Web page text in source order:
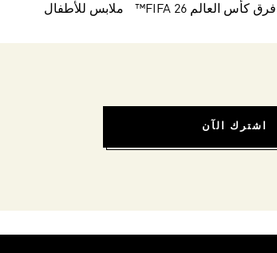
فرق كأس العالم FIFA 26™ ملابس للأطفال
اشترك الآن